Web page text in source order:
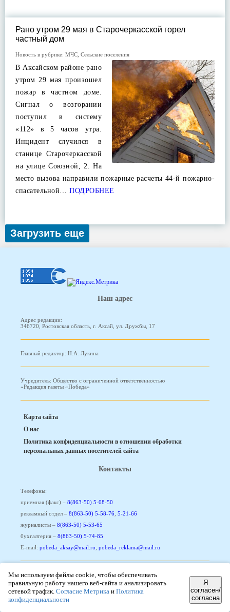
Рано утром 29 мая в Старочеркасской горел
частный дом
Новость в рубрике: МЧС Сельские поселения
В Аксайском районе рано
утром 29 мая произошел
пожар в частном доме.
Сигнал о возгорании
поступил в систему
«112» в 5 часов утра.
Инцидент случился в
станице Старочеркасской
на улице Союзной, 2. На
место вызова направили пожарные расчеты 44-й пожарно-
спасательной… ПОДРОБНЕЕ
Загрузить еще
Наш адрес
Адрес редакции:
346720, Ростовская область, г. Аксай, ул. Дружбы, 17
Главный редактор: Н.А. Лукина
Учредитель: Общество с ограниченной ответственностью
«Редакция газеты «Победа»
Карта сайта
О нас
Политика конфиденциальности в отношении обработки
персональных данных посетителей сайта
Контакты
Телефоны:
приемная (факс) – 8(863-50) 5-08-50
рекламный отдел – 8(863-50) 5-58-76 5-21-66
журналисты – 8(863-50) 5-53-65
бухгалтерия – 8(863-50) 5-74-85
E-mail: pobeda_aksay@mail.ru pobeda_reklama@mail.ru
Мы в соцсетях
Мы используем файлы cookie, чтобы обеспечивать
правильную работу нашего веб-сайта и анализировать
сетевой трафик. Согласие Метрика и Политика
конфиденциальности
Я
согласен/
согласна